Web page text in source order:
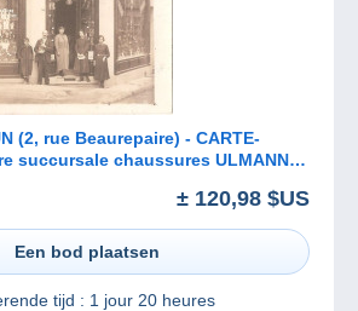
(2, rue Beaurepaire) - CARTE-
succursale chaussures ULMANN -
± 120,98 $US
Een bod plaatsen
tijd : 1 jour 20 heures